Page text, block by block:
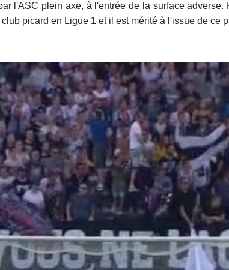
l'ASC plein axe, à l'entrée de la surface
picard en Ligue 1 et il est mérité à l'issue de ce